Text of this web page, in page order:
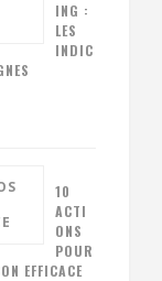
ING :
LES
INDIC
10
ACTI
ONS
POUR
EFFICACE